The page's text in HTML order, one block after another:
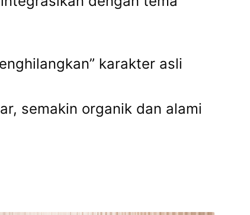
karakter asli
semakin organik dan alami